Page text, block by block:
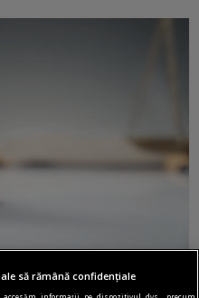
a 4,5 milioane de lei
să rămână confidențiale